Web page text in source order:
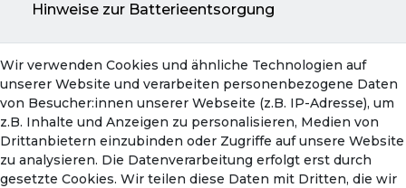
Hinweise zur Batterieentsorgung
Konto
Mein Konto
Warenkorb
Wir verwenden Cookies und ähnliche Technologien auf
unserer Website und verarbeiten personenbezogene Daten
von Besucher:innen unserer Webseite (z.B. IP-Adresse), um
z.B. Inhalte und Anzeigen zu personalisieren, Medien von
Drittanbietern einzubinden oder Zugriffe auf unsere Website
zu analysieren. Die Datenverarbeitung erfolgt erst durch
gesetzte Cookies. Wir teilen diese Daten mit Dritten, die wir